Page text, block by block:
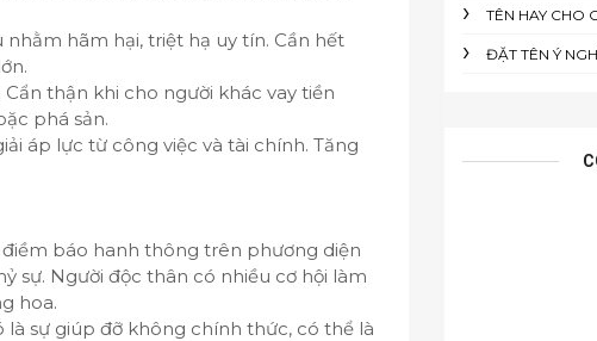
hãm hại, triệt hạ uy tín. Cần hết
thận khi cho người khác vay tiền
phá sản.
áp lực từ công việc và tài chính. Tăng
báo hanh thông trên phương diện
sự. Người độc thân có nhiều cơ hội làm
hoa.
là sự giúp đỡ không chính thức, có thể là
TÊN HAY CHO
ĐẶT TÊN Ý